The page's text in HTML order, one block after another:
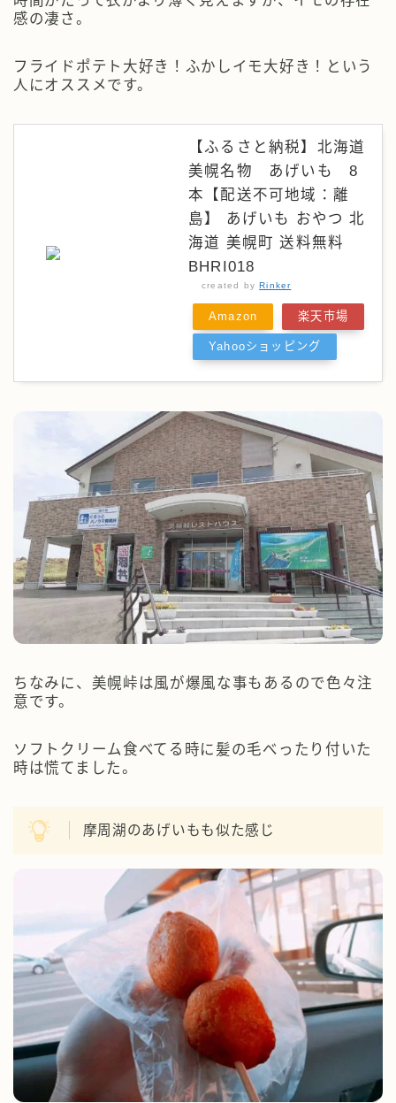
感の凄さ。
フライドポテト大好き！ふかしイモ大好き！という
人にオススメです。
【ふるさと納税】北海道
美幌名物 あげいも 8
本【配送不可地域：離
島】 あげいも おやつ 北
海道 美幌町 送料無料
BHRI018
created byRinker
Amazon 楽天市場
Yahooショッピング
ちなみに、美幌峠は風が爆風な事もあるので色々注
意です。
ソフトクリーム食べてる時に髪の毛べったり付いた
時は慌てました。
摩周湖のあげいもも似た感じ